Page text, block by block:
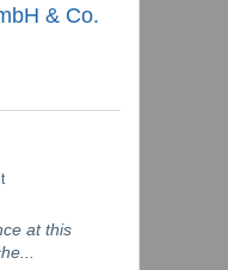
& Co.
at this